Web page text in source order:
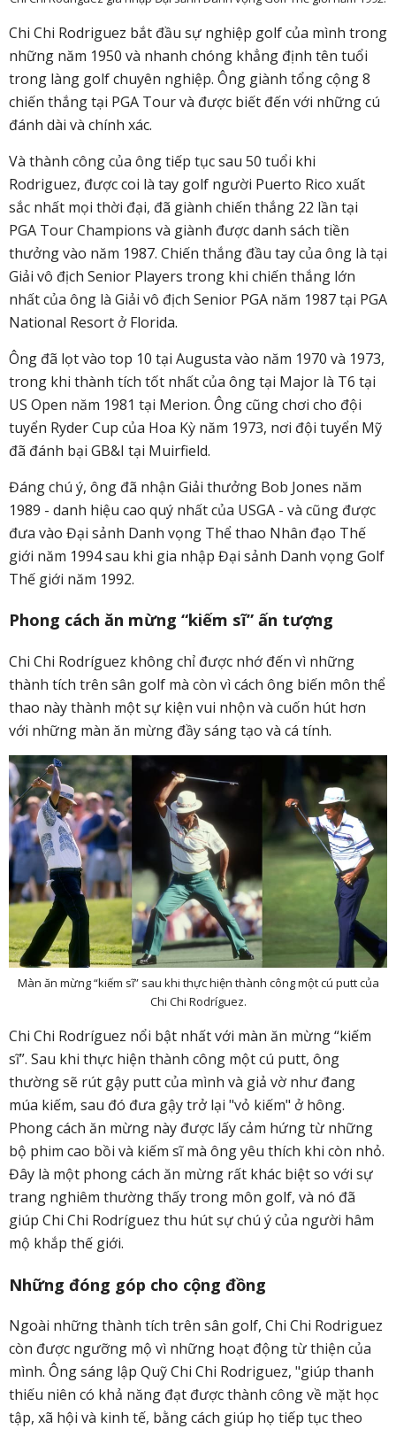
Chi Chi Rodriguez bắt đầu sự nghiệp golf của mình trong
những năm 1950 và nhanh chóng khẳng định tên tuổi
trong làng golf chuyên nghiệp. Ông giành tổng cộng 8
chiến thắng tại PGA Tour và được biết đến với những cú
đánh dài và chính xác.
Và thành công của ông tiếp tục sau 50 tuổi khi
Rodriguez, được coi là tay golf người Puerto Rico xuất
sắc nhất mọi thời đại, đã giành chiến thắng 22 lần tại
PGA Tour Champions và giành được danh sách tiền
thưởng vào năm 1987. Chiến thắng đầu tay của ông là tại
Giải vô địch Senior Players trong khi chiến thắng lớn
nhất của ông là Giải vô địch Senior PGA năm 1987 tại PGA
National Resort ở Florida.
Ông đã lọt vào top 10 tại Augusta vào năm 1970 và 1973,
trong khi thành tích tốt nhất của ông tại Major là T6 tại
US Open năm 1981 tại Merion. Ông cũng chơi cho đội
tuyển Ryder Cup của Hoa Kỳ năm 1973, nơi đội tuyển Mỹ
đã đánh bại GB&I tại Muirfield.
Đáng chú ý, ông đã nhận Giải thưởng Bob Jones năm
1989 - danh hiệu cao quý nhất của USGA - và cũng được
đưa vào Đại sảnh Danh vọng Thể thao Nhân đạo Thế
giới năm 1994 sau khi gia nhập Đại sảnh Danh vọng Golf
Thế giới năm 1992.
Phong cách ăn mừng “kiếm sĩ” ấn tượng
Chi Chi Rodríguez không chỉ được nhớ đến vì những
thành tích trên sân golf mà còn vì cách ông biến môn thể
thao này thành một sự kiện vui nhộn và cuốn hút hơn
với những màn ăn mừng đầy sáng tạo và cá tính.
Màn ăn mừng “kiếm sĩ” sau khi thực hiện thành công một cú putt của
Chi Chi Rodríguez.
Chi Chi Rodríguez nổi bật nhất với màn ăn mừng “kiếm
sĩ”. Sau khi thực hiện thành công một cú putt, ông
thường sẽ rút gậy putt của mình và giả vờ như đang
múa kiếm, sau đó đưa gậy trở lại "vỏ kiếm" ở hông.
Phong cách ăn mừng này được lấy cảm hứng từ những
bộ phim cao bồi và kiếm sĩ mà ông yêu thích khi còn nhỏ.
Đây là một phong cách ăn mừng rất khác biệt so với sự
trang nghiêm thường thấy trong môn golf, và nó đã
giúp Chi Chi Rodríguez thu hút sự chú ý của người hâm
mộ khắp thế giới.
Những đóng góp cho cộng đồng
Ngoài những thành tích trên sân golf, Chi Chi Rodriguez
còn được ngưỡng mộ vì những hoạt động từ thiện của
mình. Ông sáng lập Quỹ Chi Chi Rodriguez, "giúp thanh
thiếu niên có khả năng đạt được thành công về mặt học
tập, xã hội và kinh tế, bằng cách giúp họ tiếp tục theo